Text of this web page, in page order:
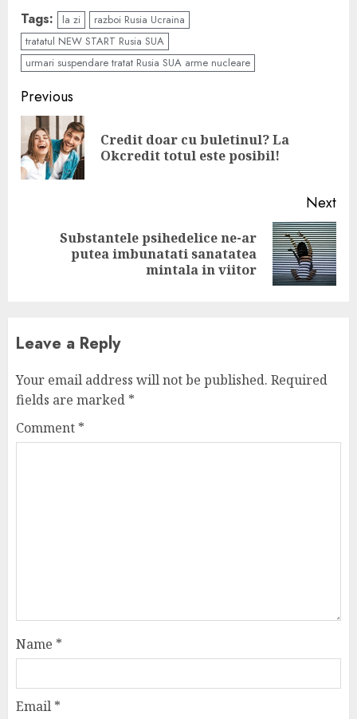
Tags: la zi
razboi Rusia Ucraina
tratatul NEW START Rusia SUA
urmari suspendare tratat Rusia SUA arme nucleare
Continue
Reading
Previous
Credit doar cu buletinul? La
Okcredit totul este posibil!
Next
Substantele psihedelice ne-ar
putea imbunatati sanatatea
mintala in viitor
Leave a Reply
Your email address will not be published. Required
fields are marked *
Comment *
Name *
Email *